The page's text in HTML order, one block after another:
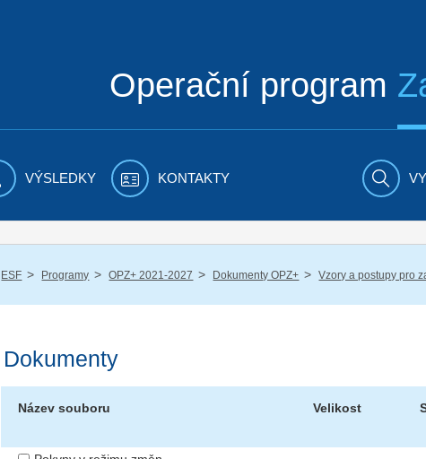
Operační program
VÝSLEDKY KONTAKTY
ESF / Programy / OPZ+ 2021-2027 / Dokumenty OPZ+ / Vzory a postupy pro
Dokumenty
Název souboru Velikost